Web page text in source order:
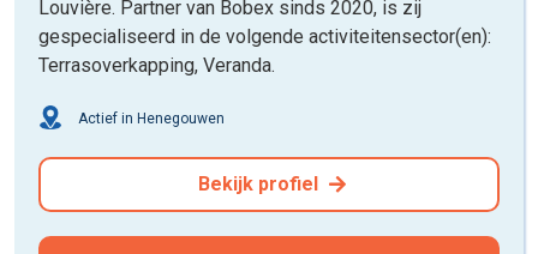
Louvière. Partner van Bobex sinds 2020, is zij
gespecialiseerd in de volgende activiteitensector(en):
Terrasoverkapping, Veranda.
Actief in Henegouwen
Bekijk profiel